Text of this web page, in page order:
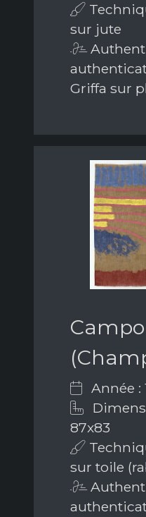
sur jute
Griffa sur
Année :
87x83
sur toile